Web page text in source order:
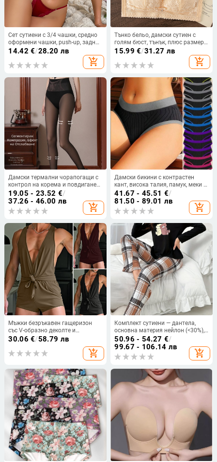
Сет сутиени с 3/4 чашки, средно
оформени чашки, push-up, задно
закопчаване с един ред,
14.42 €/28.20 лв
add_shopping_cart
Тънко бельо, дамски сутиен с
голям бюст, тънък, плюс размер,
с пълна чашка, удобен, сандвич,
бельо, тръбен сутиен, анти-лек
15.99 €/31.27 лв
add_shopping_cart
Дамски термални чорапогащи с
контрол на корема и повдигане
на ханша, фалшиво прозрачен
вид, подплатени с флийс
19.05 - 23.52 €/
37.26 - 46.00 лв
add_shopping_cart
Дамски бикини с контрастен
кант, висока талия, памук, меки и
дишащи
41.67 - 45.51 €/
81.50 - 89.01 лв
add_shopping_cart
Мъжки безръкавен гащеризон
със V-образно деколте и
презрамки, стил бански,
полиестер, основна материя 90-
95%
30.06 €/58.79 лв
add_shopping_cart
Комплект сутиени — дантела,
основна материя нейлон (<30%),
подплата памук, чашка с ушички,
стил традиционен, луксозен
50.96 - 54.27 €/
99.67 - 106.14 лв
add_shopping_cart